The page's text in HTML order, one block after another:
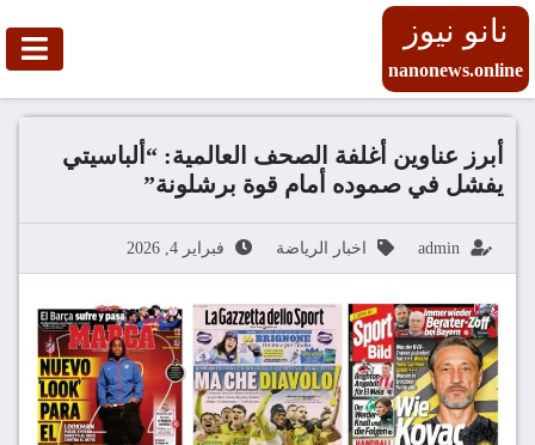
نانو نيوز
nanonews.online
أبرز عناوين أغلفة الصحف العالمية: “ألباسيتي
يفشل في صموده أمام قوة برشلونة”
admin اخبار الرياضة فبراير 4, 2026